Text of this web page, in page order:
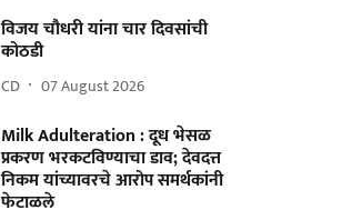
विजय चौधरी यांना चार दिवसांची
कोठडी
CD 07 August 2026
Milk Adulteration : दूध भेसळ
प्रकरण भरकटविण्याचा डाव; देवदत्त
निकम यांच्यावरचे आरोप समर्थकांनी
फेटाळले